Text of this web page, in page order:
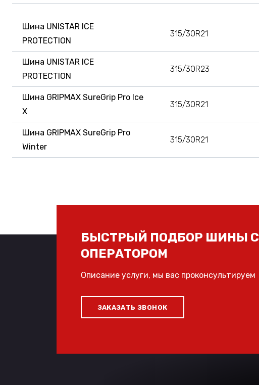
Шина UNISTAR ICE
PROTECTION
315/30R21
Шина UNISTAR ICE
PROTECTION
315/30R23
Шина GRIPMAX SureGrip Pro Ice
X
315/30R21
Шина GRIPMAX SureGrip Pro
Winter
315/30R21
БЫСТРЫЙ ПОДБОР ШИНЫ С
ОПЕРАТОРОМ
Описание услуги, мы вас проконсультируем
ЗАКАЗАТЬ ЗВОНОК